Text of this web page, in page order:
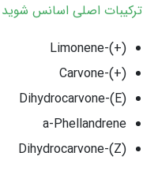
ترکیبات اصلی اسانس شوید
(+)-Limonene
(+)-Carvone
(E)-Dihydrocarvone
a-Phellandrene
(Z)-Dihydrocarvone